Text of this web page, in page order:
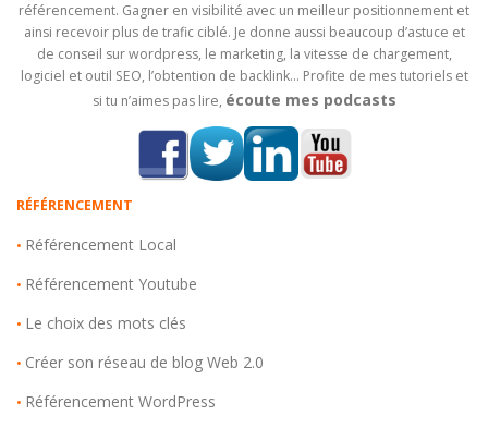
référencement. Gagner en visibilité avec un meilleur positionnement et
ainsi recevoir plus de trafic ciblé. Je donne aussi beaucoup d’astuce et
de conseil sur wordpress, le marketing, la vitesse de chargement,
logiciel et outil SEO, l’obtention de backlink… Profite de mes tutoriels et
si tu n’aimes pas lire, écoute mes podcasts
RÉFÉRENCEMENT
• Référencement Local
• Référencement Youtube
• Le choix des mots clés
• Créer son réseau de blog Web 2.0
• Référencement WordPress